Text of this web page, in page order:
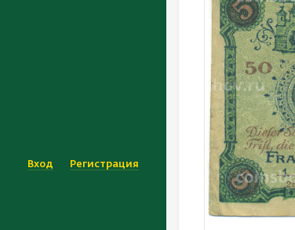
Вход Регистрация